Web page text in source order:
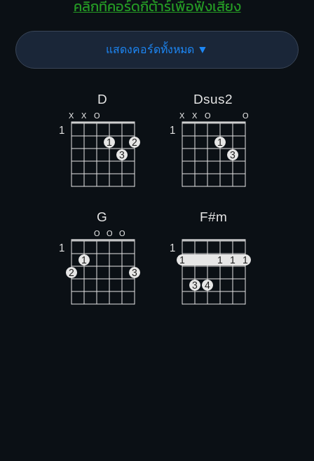
คลิกที่คอร์ดกีต้าร์เพื่อฟังเสียง
แสดงคอร์ดทั้งหมด ▼
D
X X O
1
1
2
3
Dsus2
X X O O
1
1
3
G
O O O
1
1
2
3
F#m
1
1 1 1 1
3 4